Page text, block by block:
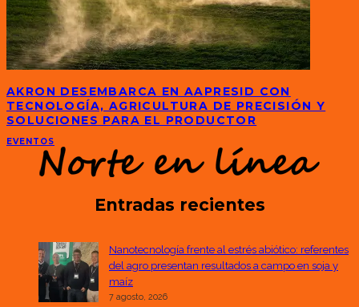
AKRON DESEMBARCA EN AAPRESID CON
TECNOLOGÍA, AGRICULTURA DE PRECISIÓN Y
SOLUCIONES PARA EL PRODUCTOR
EVENTOS
Entradas recientes
Nanotecnología frente al estrés abiótico: referentes
del agro presentan resultados a campo en soja y
maíz
7 agosto, 2026